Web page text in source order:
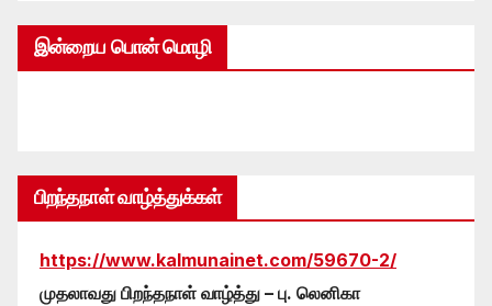
இன்றைய பொன் மொழி
பிறந்தநாள் வாழ்த்துக்கள்
https://www.kalmunainet.com/59670-2/
முதலாவது பிறந்தநாள் வாழ்த்து – பு. லெனிகா